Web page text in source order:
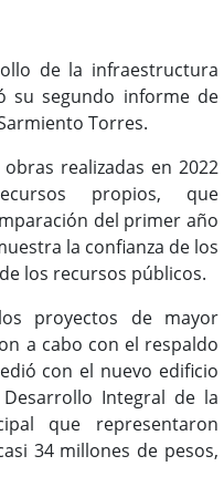
de la infraestructura
su segundo informe de
Torres.
realizadas en 2022
propios, que
del primer año
la confianza de los
los recursos públicos.
proyectos de mayor
a cabo con el respaldo
con el nuevo edificio
Integral de la
que representaron
34 millones de pesos,